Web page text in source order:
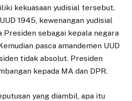
kekuasaan yudisial tersebut.
1945, kewenangan yudisial
Presiden sebagai kepala negara
pasca amandemen UUD
tidak absolut. Presiden
kepada MA dan DPR.
yang diambil, apa itu